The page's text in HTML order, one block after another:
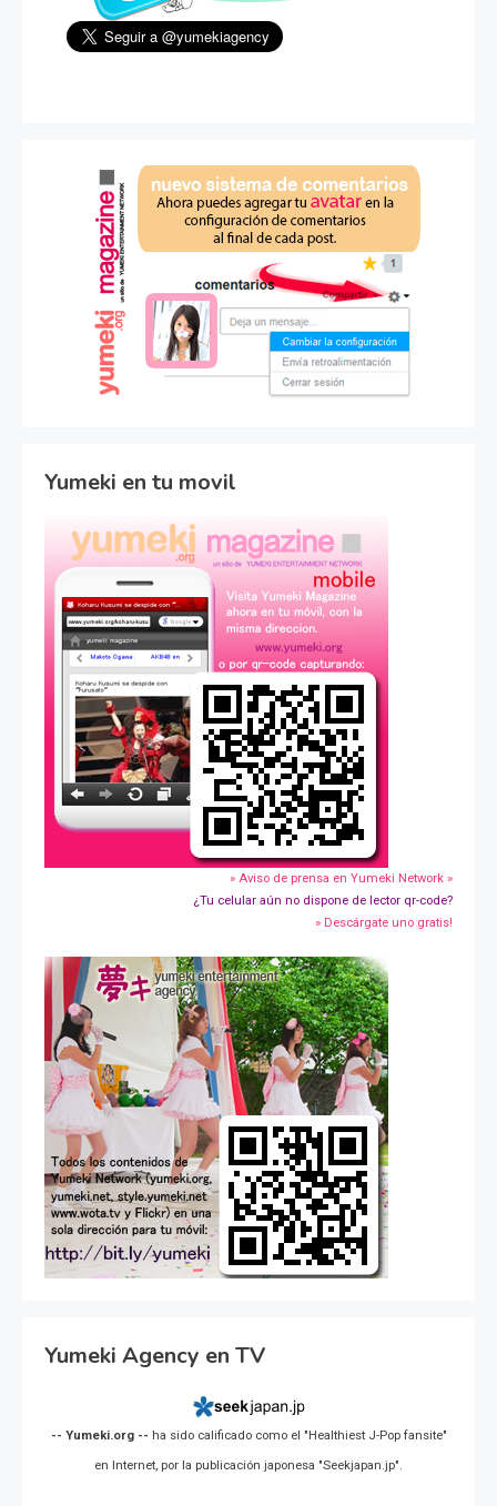
Yumeki en tu movil
» Aviso de prensa en Yumeki Network »
¿Tu celular aún no dispone de lector qr-code?
» Descárgate uno gratis!
Yumeki Agency en TV
-- Yumeki.org -- ha sido calificado como el "Healthiest J-Pop fansite"
en Internet, por la publicación japonesa "Seekjapan.jp".